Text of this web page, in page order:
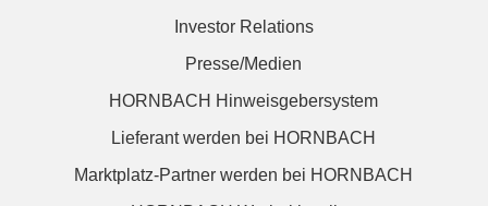
Investor Relations
Presse/Medien
HORNBACH Hinweisgebersystem
Lieferant werden bei HORNBACH
Marktplatz-Partner werden bei HORNBACH